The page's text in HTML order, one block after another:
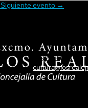
Siguiente evento →
T. 922 34 62 34